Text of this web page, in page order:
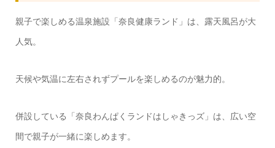
親子で楽しめる温泉施設「奈良健康ランド」は、露天風呂が大
人気。
天候や気温に左右されずプールを楽しめるのが魅力的。
併設している「奈良わんぱくランドはしゃきっズ」は、広い空
間で親子が一緒に楽しめます。